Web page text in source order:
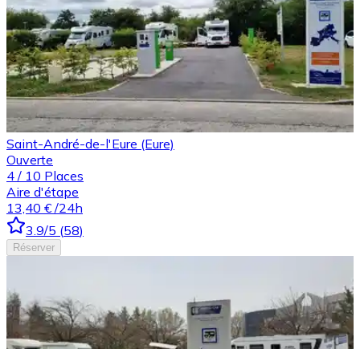
Saint-André-de-l'Eure (Eure)
Ouverte
4 / 10 Places
Aire d'étape
13,40 € /24h
3.9/5 (58)
Réserver